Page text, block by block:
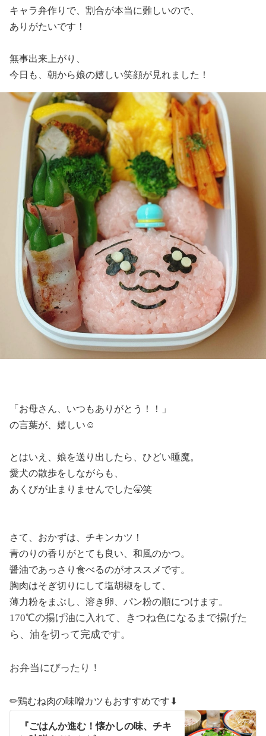
キャラ弁作りで、割合が本当に難しいので、
ありがたいです！
無事出来上がり、
今日も、朝から娘の嬉しい笑顔が見れました！
「お母さん、いつもありがとう！！」
の言葉が、嬉しい☺️
とはいえ、娘を送り出したら、ひどい睡魔。
愛犬の散歩をしながらも、
あくびが止まりませんでした🥱笑
さて、おかずは、チキンカツ！
青のりの香りがとても良い、和風のかつ。
醤油であっさり食べるのがオススメです。
胸肉はそぎ切りにして塩胡椒をして、
薄力粉をまぶし、溶き卵、パン粉の順につけます。
170℃の揚げ油に入れて、きつね色になるまで揚げた
ら、油を切って完成です。
お弁当にぴったり！
✏︎鶏むね肉の味噌カツもおすすめです⬇︎
『ごはんか進む！懐かしの味、チキ